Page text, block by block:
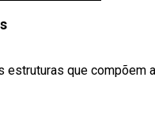
estruturas que compõem